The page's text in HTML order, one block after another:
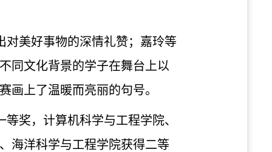
对美好事物的深情礼赞；嘉玲等
同文化背景的学子在舞台上以
画上了温暖而亮丽的句号。
奖，计算机科学与工程学院、
海洋科学与工程学院获得二等